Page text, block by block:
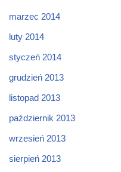
marzec 2014
luty 2014
styczeń 2014
grudzień 2013
listopad 2013
październik 2013
wrzesień 2013
sierpień 2013